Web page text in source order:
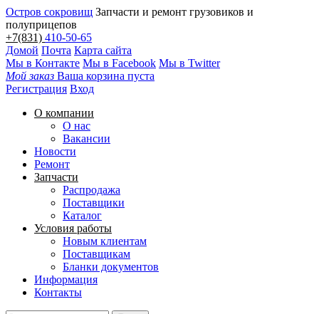
Остров сокровищ Запчасти и ремонт грузовиков и
полуприцепов
+7(831) 410-50-65
Домой Почта Карта сайта
Мы в Контакте Мы в Facebook Мы в Twitter
Мой заказ Ваша корзина пуста
Регистрация Вход
О компании
О нас
Вакансии
Новости
Ремонт
Запчасти
Распродажа
Поставщики
Каталог
Условия работы
Новым клиентам
Поставщикам
Бланки документов
Информация
Контакты